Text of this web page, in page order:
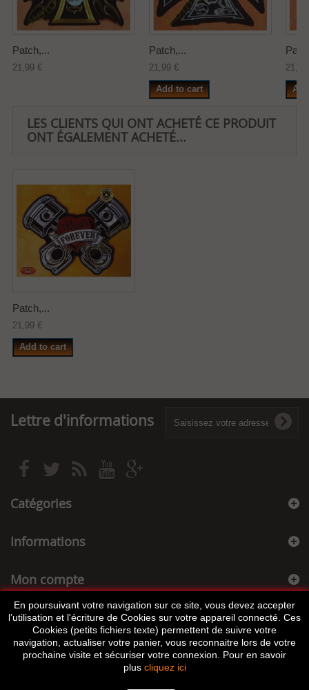
Patch,...
21,99 €
Patch,...
21,99 €
Add to cart
LES CLIENTS QUI ONT ACHETÉ CE PRODUIT
ONT ÉGALEMENT ACHETÉ...
Patch,...
21,99 €
Add to cart
Lettre d'informations
Catégories
Informations
Mon compte
Informations sur votre boutique
En poursuivant votre navigation sur ce site, vous devez accepter
l’utilisation et l'écriture de Cookies sur votre appareil connecté. Ces
Cookies (petits fichiers texte) permettent de suivre votre
navigation, actualiser votre panier, vous reconnaitre lors de votre
prochaine visite et sécuriser votre connexion. Pour en savoir
plus cliquez ici